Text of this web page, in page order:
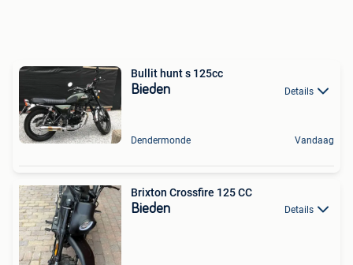
Bullit hunt s 125cc
Bieden Details
Dendermonde Vandaag
Brixton Crossfire 125 CC
Bieden Details